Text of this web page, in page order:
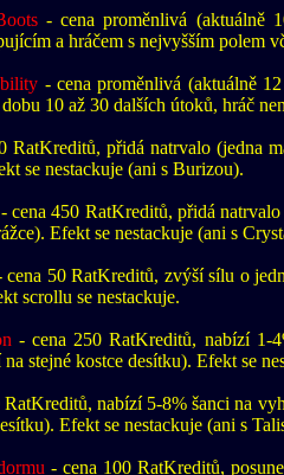
- cena proměnlivá (aktuálně
a hráčem s nejvyšším polem
- cena proměnlivá (aktuálně
10 až 30 dalších útoků, hráč
RatKreditů, přidá natrvalo (jedna
se nestackuje (ani s Burizou).
- cena 450 RatKreditů, přidá
Efekt se nestackuje (ani s
cena 50 RatKreditů, zvýší sílu o
scrollu se nestackuje.
- cena 250 RatKreditů, nabízí 1-
stejné kostce desítku). Efekt se
RatKreditů, nabízí 5-8% šanci na
Efekt se nestackuje (ani s
- cena 100 RatKreditů,